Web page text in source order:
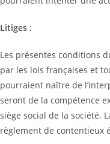
Litiges :
Les présentes conditions
par les lois françaises et
pourraient naître de
seront de la compétence
siège social de la société.
règlement de contentieux